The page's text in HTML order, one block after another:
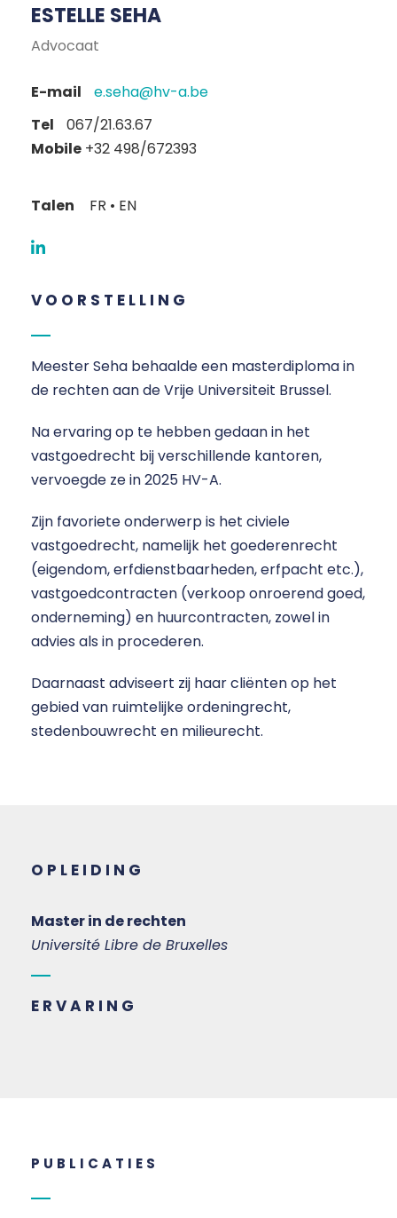
ESTELLE SEHA
Advocaat
E-mail
e.seha@hv-a.be
Tel
067/21.63.67
Mobile +32 498/672393
Talen FR • EN
VOORSTELLING
Meester Seha behaalde een masterdiploma in
de rechten aan de Vrije Universiteit Brussel.
Na ervaring op te hebben gedaan in het
vastgoedrecht bij verschillende kantoren,
vervoegde ze in 2025 HV-A.
Zijn favoriete onderwerp is het civiele
vastgoedrecht, namelijk het goederenrecht
(eigendom, erfdienstbaarheden, erfpacht etc.),
vastgoedcontracten (verkoop onroerend goed,
onderneming) en huurcontracten, zowel in
advies als in procederen.
Daarnaast adviseert zij haar cliënten op het
gebied van ruimtelijke ordeningrecht,
stedenbouwrecht en milieurecht.
OPLEIDING
Master in de rechten
Université Libre de Bruxelles
ERVARING
PUBLICATIES